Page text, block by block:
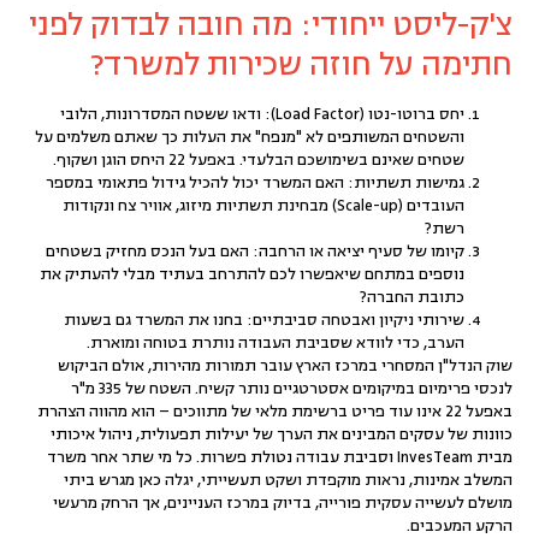
צ'ק-ליסט ייחודי: מה חובה לבדוק לפני
חתימה על חוזה שכירות למשרד?
יחס ברוטו-נטו (Load Factor):
ודאו ששטח המסדרונות, הלובי
והשטחים המשותפים לא "מנפח" את העלות כך שאתם משלמים על
שטחים שאינם בשימושכם הבלעדי. באפעל 22 היחס הוגן ושקוף.
גמישות תשתיות: האם המשרד יכול להכיל גידול פתאומי במספר
העובדים (Scale-up) מבחינת תשתיות מיזוג, אוויר צח ונקודות
רשת?
קיומו של סעיף יציאה או הרחבה: האם בעל הנכס מחזיק בשטחים
נוספים במתחם שיאפשרו לכם להתרחב בעתיד מבלי להעתיק את
כתובת החברה?
שירותי ניקיון ואבטחה סביבתיים: בחנו את המשרד גם בשעות
הערב, כדי לוודא שסביבת העבודה נותרת בטוחה ומוארת.
שוק הנדל"ן המסחרי במרכז הארץ עובר תמורות מהירות, אולם הביקוש
לנכסי פרימיום במיקומים אסטרטגיים נותר קשיח. השטח של 335 מ"ר
באפעל 22 אינו עוד פריט ברשימת מלאי של מתווכים – הוא מהווה הצהרת
כוונות של עסקים המבינים את הערך של יעילות תפעולית, ניהול איכותי
מבית InvesTeam וסביבת עבודה נטולת פשרות. כל מי שתר אחר משרד
המשלב אמינות, נראות מוקפדת ושקט תעשייתי, יגלה כאן מגרש ביתי
מושלם לעשייה עסקית פורייה, בדיוק במרכז העניינים, אך הרחק מרעשי
הרקע המעכבים.